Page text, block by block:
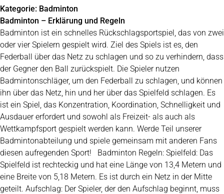
Kategorie: Badminton
Badminton – Erklärung und Regeln
Badminton ist ein schnelles Rückschlagsportspiel, das von zwei
oder vier Spielern gespielt wird. Ziel des Spiels ist es, den
Federball über das Netz zu schlagen und so zu verhindern, dass
der Gegner den Ball zurückspielt. Die Spieler nutzen
Badmintonschläger, um den Federball zu schlagen, und können
ihn über das Netz, hin und her über das Spielfeld schlagen. Es
ist ein Spiel, das Konzentration, Koordination, Schnelligkeit und
Ausdauer erfordert und sowohl als Freizeit- als auch als
Wettkampfsport gespielt werden kann. Werde Teil unserer
Badmintonabteilung und spiele gemeinsam mit anderen Fans
diesen aufregenden Sport! Badminton Regeln: Spielfeld: Das
Spielfeld ist rechteckig und hat eine Länge von 13,4 Metern und
eine Breite von 5,18 Metern. Es ist durch ein Netz in der Mitte
geteilt. Aufschlag: Der Spieler, der den Aufschlag beginnt, muss